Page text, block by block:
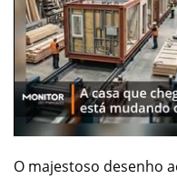
O majestoso desenho